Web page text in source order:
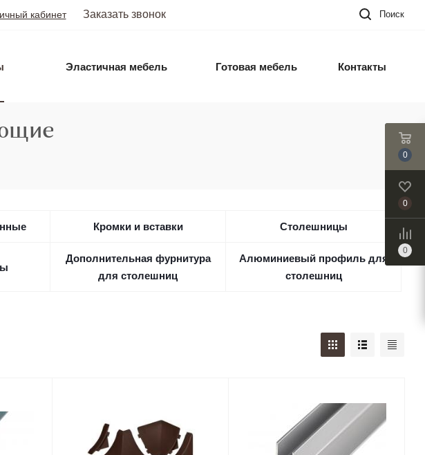
кабинет Заказать звонок Поиск
Эластичная мебель Готовая мебель Контакты
Кромки и вставки Столешницы
Дополнительная фурнитура
для столешниц
Алюминиевый профиль для
столешниц
0
0
0